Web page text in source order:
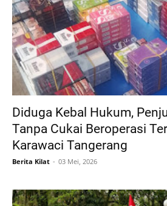
Diduga Kebal Hukum,
Tanpa Cukai Beroperasi
Karawaci Tangerang
Berita Kilat 03 Mei, 2026